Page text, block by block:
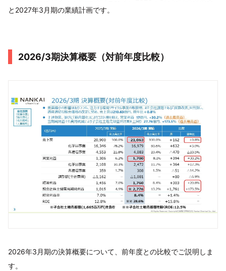
と2027年3月期の業績計画です。
2026/3期決算概要（対前年度比較）
2026年3月期の決算概要について、前年度との比較でご説明しま
す。